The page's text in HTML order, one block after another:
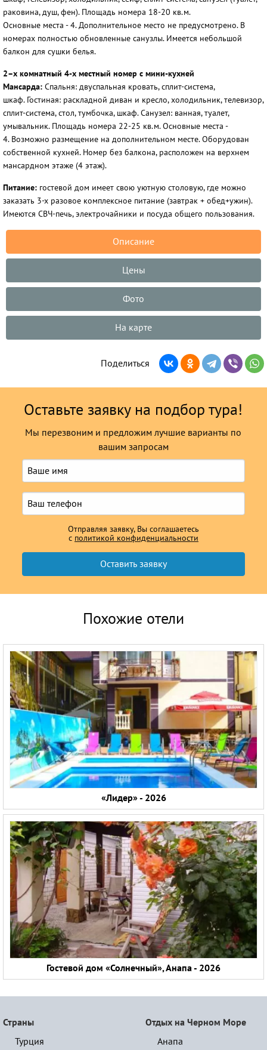
раковина, душ, фен). Площадь номера 18-20 кв.м.
Основные места - 4. Дополнительное место не предусмотрено. В
номерах полностью обновленные санузлы. Имеется небольшой
балкон для сушки белья.
2–х комнатный 4-х местный номер с мини-кухней
Мансарда: Спальня: двуспальная кровать, сплит-система,
шкаф. Гостиная: раскладной диван и кресло, холодильник, телевизор,
сплит-система, стол, тумбочка, шкаф. Санузел: ванная, туалет,
умывальник. Площадь номера 22-25 кв.м. Основные места -
4. Возможно размещение на дополнительном месте. Оборудован
собственной кухней. Номер без балкона, расположен на верхнем
мансардном этаже (4 этаж).
Питание: гостевой дом имеет свою уютную столовую, где можно
заказать 3-х разовое комплексное питание (завтрак + обед+ужин).
Имеются СВЧ-печь, электрочайники и посуда общего пользования.
Описание
Цены
Фото
На карте
Поделиться
Оставьте заявку на подбор тура!
Мы перезвоним и предложим лучшие варианты по
вашим запросам
Отправляя заявку, Вы соглашаетесь
с политикой конфиденциальности
Похожие отели
«Лидер» - 2026
Гостевой дом «Солнечный», Анапа - 2026
Страны
Турция
Отдых на Черном Море
Анапа